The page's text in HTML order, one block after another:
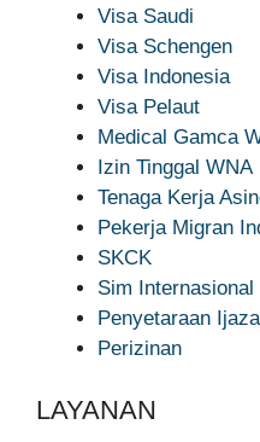
Visa Saudi
Visa Schengen
Visa Indonesia
Visa Pelaut
Medical Gamca
Izin Tinggal WNA
Tenaga Kerja
Pekerja Migran
SKCK
Sim Internasional
Penyetaraan
Perizinan
LAYANAN